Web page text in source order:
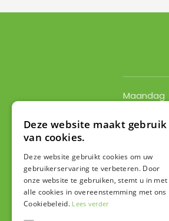
Maandag
Woensdag
Zaterdag
Zondag
Toon alle
Deze website maakt gebruik
van cookies.
Deze website gebruikt cookies om uw
gebruikerservaring te verbeteren. Door
onze website te gebruiken, stemt u in met
alle cookies in overeenstemming met ons
Cookiebeleid. Lees verder